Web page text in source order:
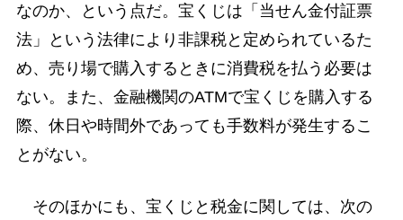
なのか、という点だ。宝くじは「当せん金付証票
法」という法律により非課税と定められているた
め、売り場で購入するときに消費税を払う必要は
ない。また、金融機関のATMで宝くじを購入する
際、休日や時間外であっても手数料が発生するこ
とがない。
そのほかにも、宝くじと税金に関しては、次の